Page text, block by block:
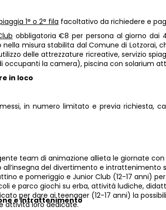
e Intrattenimento
team di animazione allieta le giornate
all’insegna del divertimento e intrattenimento
e pomeriggio e Junior Club (12-17 anni)
e parco giochi su erba, attività ludiche,
per dare ai teenager (12-17 anni) la
attività loro dedicate.
in numero limitato e previa richiesta,
in loco
obbligatoria €8 per persona al giorno dai
nella misura stabilita dal Comune di Lotzorai,
delle attrezzature ricreative, servizio
occupanti la camera), piscina con solarium
1° o 2° fila facoltativo da richiedere e